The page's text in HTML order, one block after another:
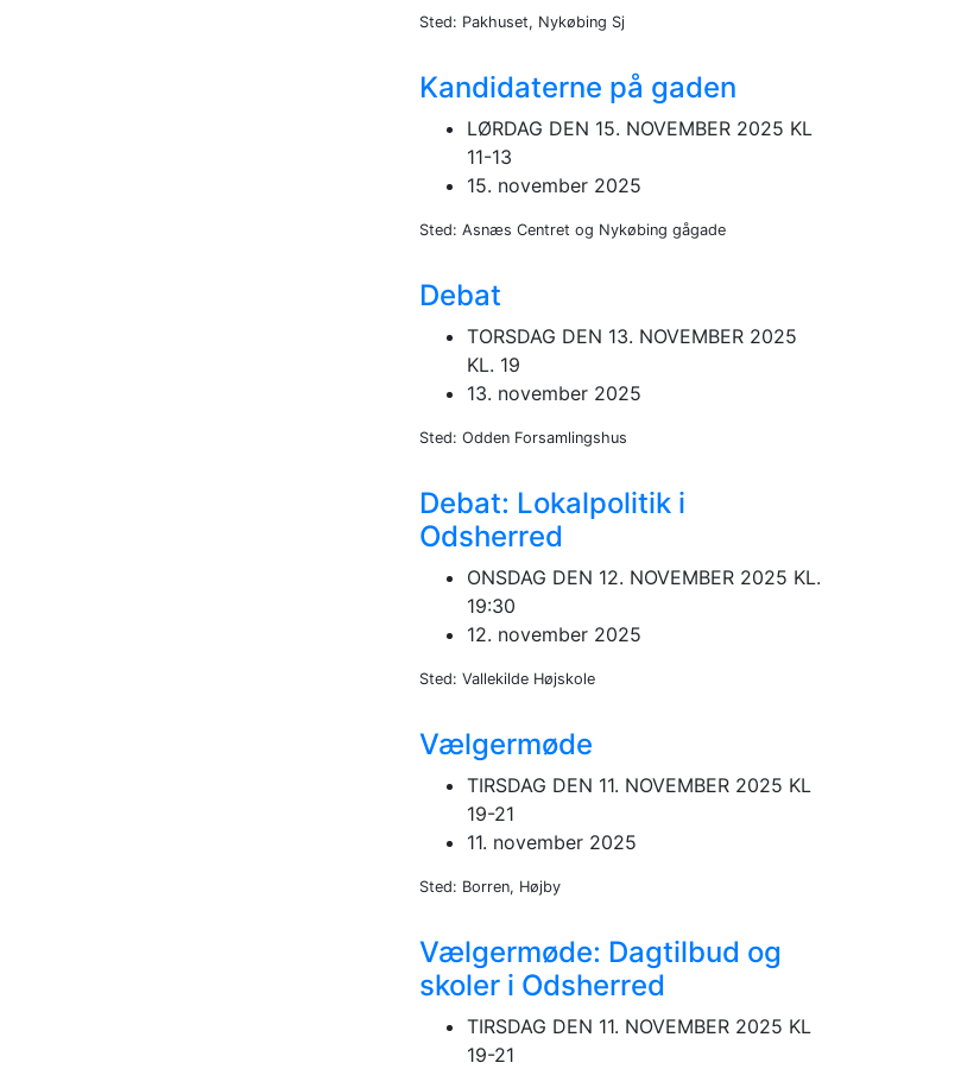
Sted: Pakhuset, Nykøbing Sj
Kandidaterne på gaden
LØRDAG DEN 15. NOVEMBER 2025 KL
11-13
15. november 2025
Sted: Asnæs Centret og Nykøbing gågade
Debat
TORSDAG DEN 13. NOVEMBER 2025
KL. 19
13. november 2025
Sted: Odden Forsamlingshus
Debat: Lokalpolitik i
Odsherred
ONSDAG DEN 12. NOVEMBER 2025 KL.
19:30
12. november 2025
Sted: Vallekilde Højskole
Vælgermøde
TIRSDAG DEN 11. NOVEMBER 2025 KL
19-21
11. november 2025
Sted: Borren, Højby
Vælgermøde: Dagtilbud og
skoler i Odsherred
TIRSDAG DEN 11. NOVEMBER 2025 KL
19-21